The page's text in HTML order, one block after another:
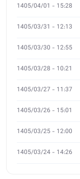
15:28 - 1405/04/01
12:13 - 1405/03/31
12:55 - 1405/03/30
10:21 - 1405/03/28
11:37 - 1405/03/27
15:01 - 1405/03/26
12:00 - 1405/03/25
14:26 - 1405/03/24